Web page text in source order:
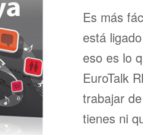
Es más
está
eso es lo
EuroTalk
trabajar
tienes ni